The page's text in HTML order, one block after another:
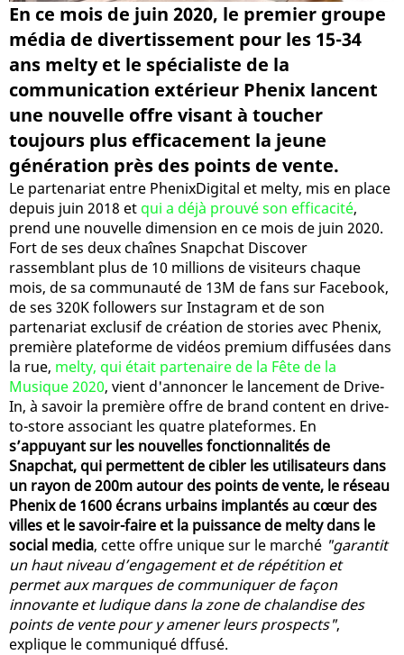
En ce mois de juin 2020, le premier groupe
média de divertissement pour les 15-34
ans melty et le spécialiste de la
communication extérieur Phenix lancent
une nouvelle offre visant à toucher
toujours plus efficacement la jeune
génération près des points de vente.
Le partenariat entre PhenixDigital et melty, mis en place
depuis juin 2018 et qui a déjà prouvé son efficacité,
prend une nouvelle dimension en ce mois de juin 2020.
Fort de ses deux chaînes Snapchat Discover
rassemblant plus de 10 millions de visiteurs chaque
mois, de sa communauté de 13M de fans sur Facebook,
de ses 320K followers sur Instagram et de son
partenariat exclusif de création de stories avec Phenix,
première plateforme de vidéos premium diffusées dans
la rue, melty, qui était partenaire de la Fête de la
Musique 2020, vient d'annoncer le lancement de Drive-
In, à savoir la première offre de brand content en drive-
to-store associant les quatre plateformes. En
s’appuyant sur les nouvelles fonctionnalités de
Snapchat, qui permettent de cibler les utilisateurs dans
un rayon de 200m autour des points de vente, le réseau
Phenix de 1600 écrans urbains implantés au cœur des
villes et le savoir-faire et la puissance de melty dans le
social media, cette offre unique sur le marché "garantit
un haut niveau d’engagement et de répétition et
permet aux marques de communiquer de façon
innovante et ludique dans la zone de chalandise des
points de vente pour y amener leurs prospects",
explique le communiqué dffusé.